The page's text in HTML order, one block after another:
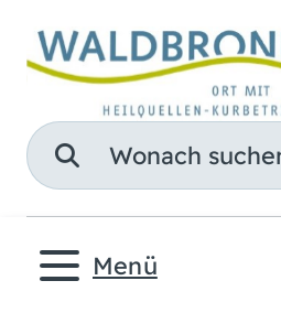
Suche
Menü